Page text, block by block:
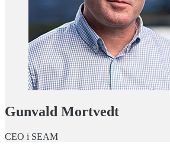
Gunvald Mortvedt
CEO i SEAM